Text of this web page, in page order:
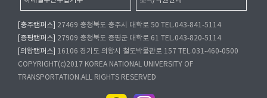
[충주캠퍼스]
27469 충청북도 충주시 대학로 50 TEL.043-841-5114
[증평캠퍼스]
27909 충청북도 증평군 대학로 61 TEL.043-820-5114
[의왕캠퍼스]
16106 경기도 의왕시 철도박물관로 157 TEL.031-460-0500
COPYRIGHT(c)2017 KOREA NATIONAL UNIVERSITY OF
TRANSPORTATION.ALL RIGHTS RESERVED